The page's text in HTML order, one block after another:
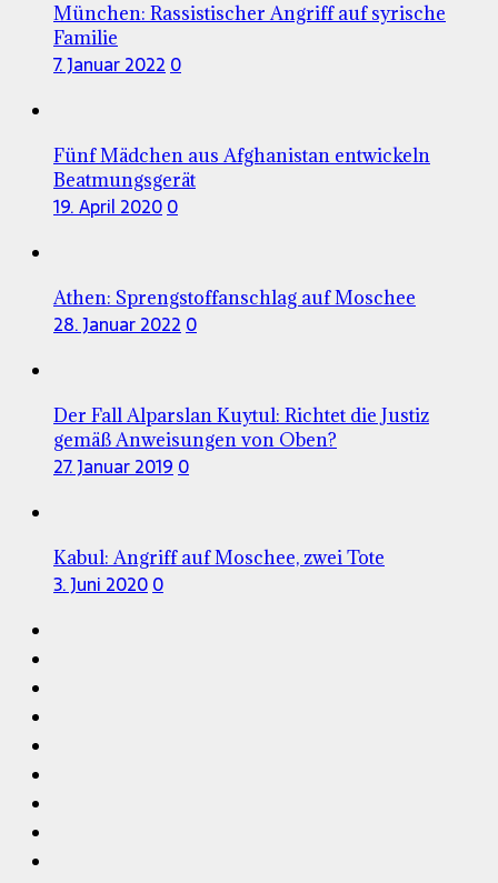
München: Rassistischer Angriff auf syrische
Familie
7. Januar 20220
Fünf Mädchen aus Afghanistan entwickeln
Beatmungsgerät
19. April 20200
Athen: Sprengstoffanschlag auf Moschee
28. Januar 20220
Der Fall Alparslan Kuytul: Richtet die Justiz
gemäß Anweisungen von Oben?
27. Januar 20190
Kabul: Angriff auf Moschee, zwei Tote
3. Juni 20200